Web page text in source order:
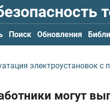
Поиск Обновления
электроустановок с
могут